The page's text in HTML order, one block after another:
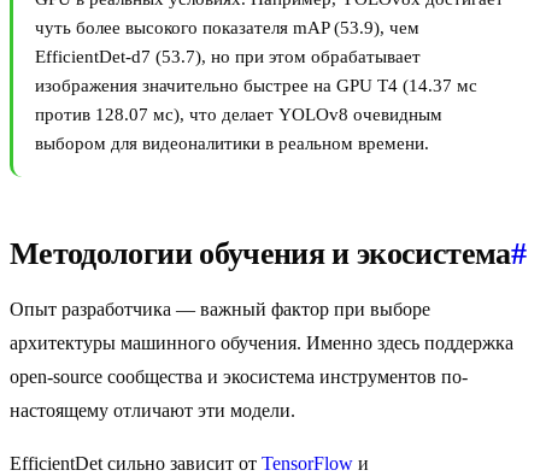
чуть более высокого показателя mAP (53.9), чем
EfficientDet-d7 (53.7), но при этом обрабатывает
изображения значительно быстрее на GPU T4 (14.37 мс
против 128.07 мс), что делает YOLOv8 очевидным
выбором для видеоналитики в реальном времени.
Методологии обучения и экосистема#
Опыт разработчика — важный фактор при выборе
архитектуры машинного обучения. Именно здесь поддержка
open-source сообщества и экосистема инструментов по-
настоящему отличают эти модели.
EfficientDet сильно зависит от TensorFlow и